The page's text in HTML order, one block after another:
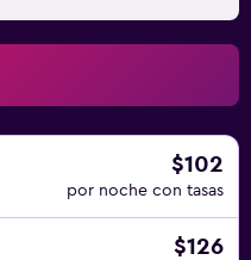
$102
por noche con tasas
$126